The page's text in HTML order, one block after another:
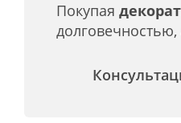
Покупая